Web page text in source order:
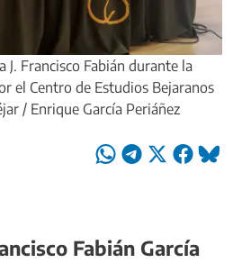
J. Francisco Fabián durante la
el Centro de Estudios Bejaranos
/ Enrique García Periáñez
Fabián García